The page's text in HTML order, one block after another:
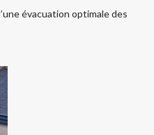
évacuation optimale des